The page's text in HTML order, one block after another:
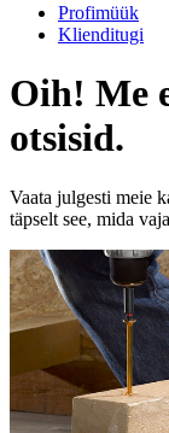
Profimüük
Klienditugi
Oih! Me
otsisid.
Vaata julgesti meie
täpselt see, mida